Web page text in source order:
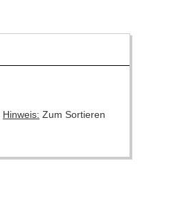
Hinweis: Zum Sortieren